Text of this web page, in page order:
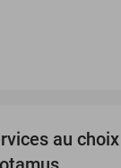
au